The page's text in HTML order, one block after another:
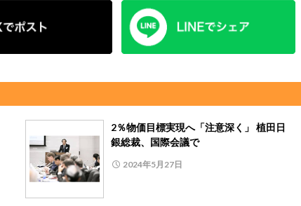
2％物価目標実現へ「注意深く」 植田日
銀総裁、国際会議で
2024年5月27日